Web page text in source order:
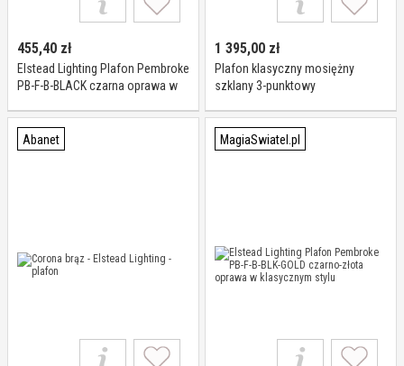
455,40 zł
Elstead Lighting Plafon Pembroke
PB-F-B-BLACK czarna oprawa w
1 395,00 zł
Plafon klasyczny mosiężny
szklany 3-punktowy
- Elstead Lighting
Abanet
MagiaSwiatel.pl